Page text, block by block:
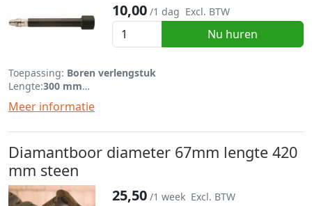
10,00 /1 dag Excl. BTW
Nu huren
Toepassing: Boren verlengstuk
Lengte:300 mm
Diameter:
> 72 mm
Meer informatie
Diamantboor diameter 67mm lengte 420
mm steen
25,50 /1 week Excl. BTW